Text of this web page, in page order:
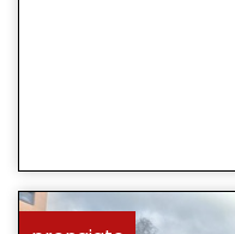
plocha: 65 m² +
Dispozice: vstupní
se sprchovým
výtah, společná
nachází na okraji